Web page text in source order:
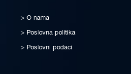
O nama
Poslovna politika
Poslovni podaci